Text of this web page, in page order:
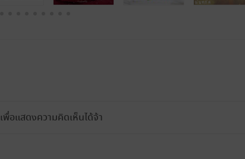
เพื่อแสดงความคิดเห็นได้จ้า